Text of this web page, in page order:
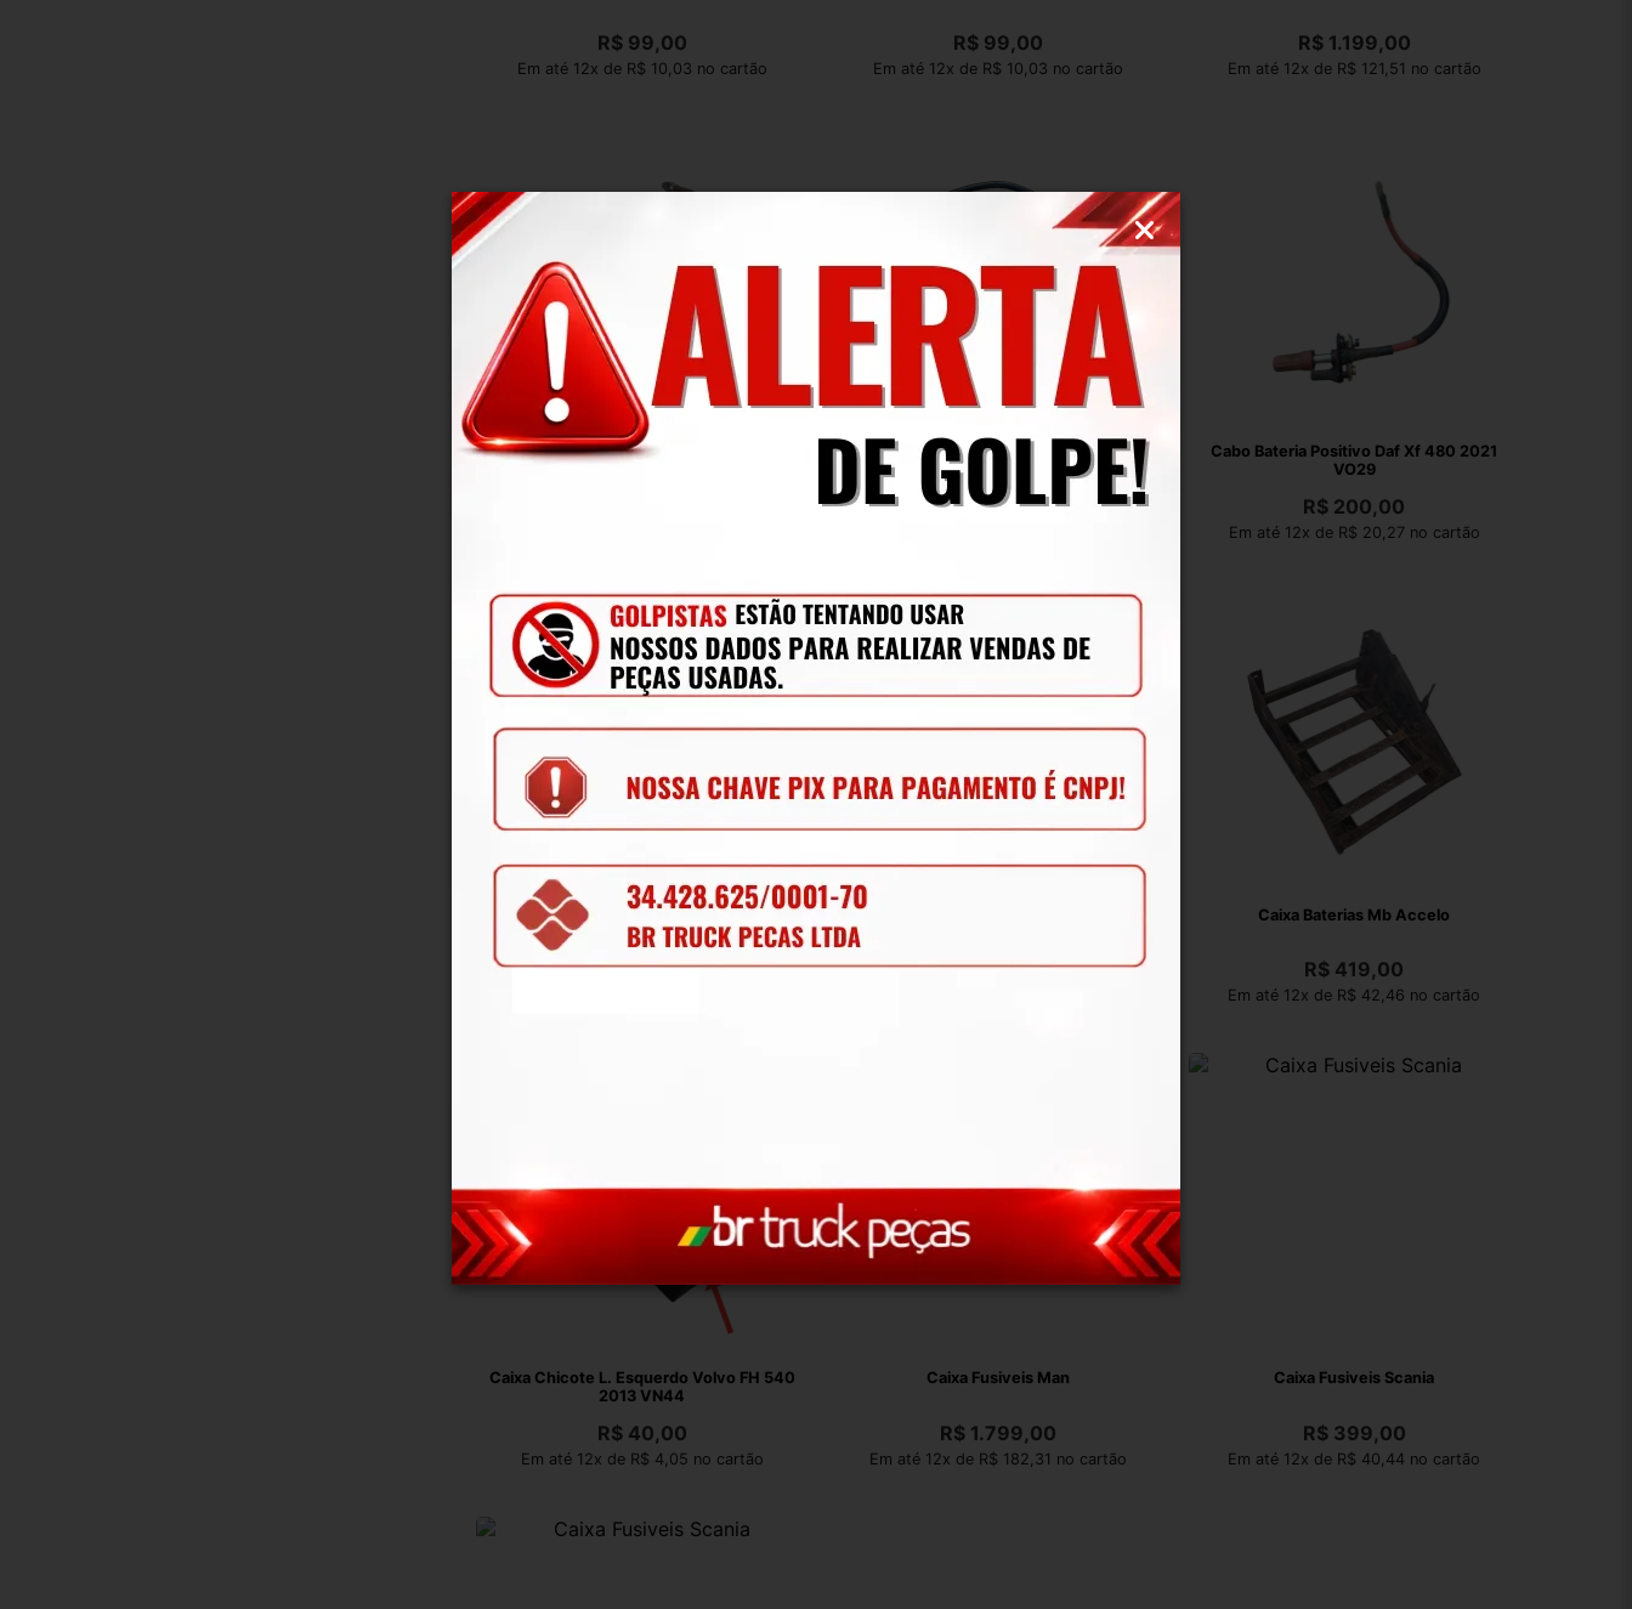
R$99,00
Em até 12x de R$ 10,03 no cartão
R$99,00
Em até 12x de R$ 10,03 no cartão
R$1.199,00
Em até 12x de R$ 121,51 no cartão
Cabo Bateria Daf Xf Cabo Bateria DAF Xf 530 2023
R$250,00
Cabo Bateria Positivo Daf Xf 480 2021
VO29
R$ 200,00
Em até 12x de R$ 20,27 no cartão
Cabo Negativo Bateria M Benz Axor
R$148,00 R$120,00
Caixa Baterias Mb Accelo
R$ 419,00
Em até 12x de R$ 42,46 no cartão
Caixa Chicote L. Esquerdo Volvo FH 540
2013 VN44
R$40,00
Em até 12x de R$ 4,05 no cartão
Caixa Fusiveis Man
R$1.799,00
Em até 12x de R$ 182,31 no cartão
Caixa Fusiveis Scania
R$399,00
Em até 12x de R$ 40,44 no cartão